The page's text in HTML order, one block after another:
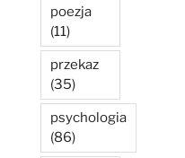
poezja
(11)
przekaz
(35)
psychologia
(86)